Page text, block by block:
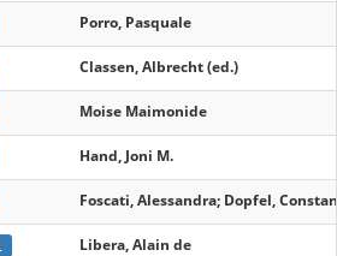
Porro, Pasquale
Classen, Albrecht (ed.)
Moise Maimonide
Hand, Joni M.
Foscati, Alessandra; Dopfel,
Libera, Alain de